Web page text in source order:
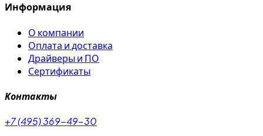
Информация
О компании
Оплата и доставка
Драйверы и ПО
Сертификаты
Контакты
+7 (495) 369-49-30